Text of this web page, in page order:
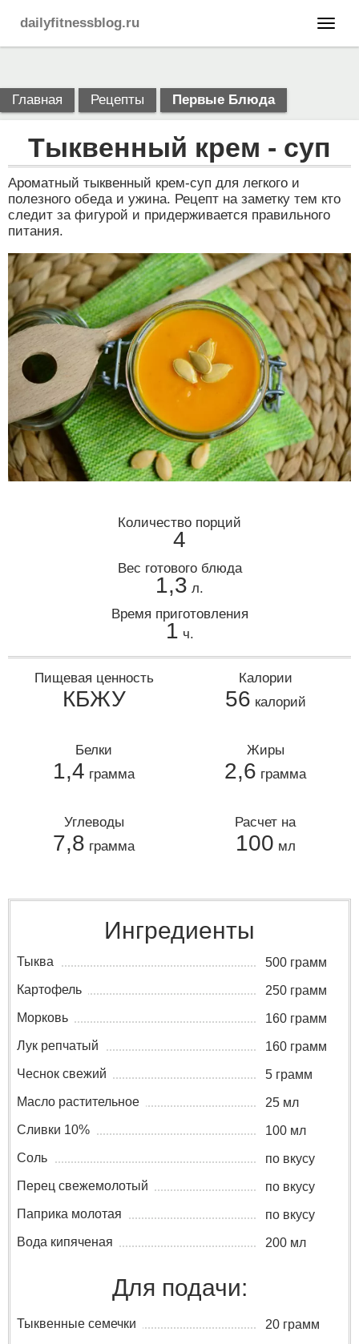
dailyfitnessblog.ru
Главная Рецепты Первые Блюда
Тыквенный крем - суп
Ароматный тыквенный крем-суп для легкого и
полезного обеда и ужина. Рецепт на заметку тем кто
следит за фигурой и придерживается правильного
питания.
Количество порций
4
Вес готового блюда
1,3 л.
Время приготовления
1 ч.
Пищевая ценность
КБЖУ
Калории
56 калорий
Белки
1,4 грамма
Жиры
2,6 грамма
Углеводы
7,8 грамма
Расчет на
100 мл
Ингредиенты
Тыква
500 грамм
Картофель
250 грамм
Морковь
160 грамм
Лук репчатый
160 грамм
Чеснок свежий
5 грамм
Масло растительное
25 мл
Сливки 10%
100 мл
Соль
по вкусу
Перец свежемолотый
по вкусу
Паприка молотая
по вкусу
Вода кипяченая
200 мл
Для подачи:
Тыквенные семечки
20 грамм